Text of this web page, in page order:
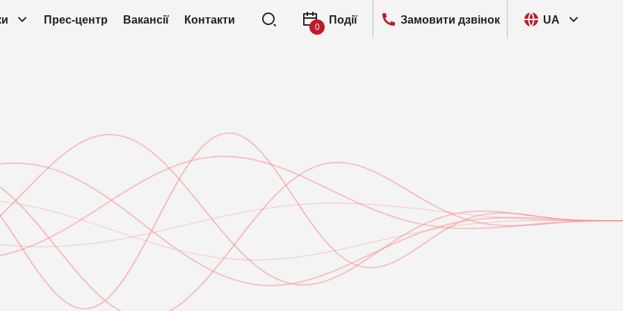
Захист кінцевих точок
доступом
Активні мережеві приманки MDM, Управління мобільними пристроями
Багатофакторна автентифікація NDR, Мережеве виявлення та реагування
Аналіз мережевого трафіку PAM, Управління привілейованим доступом
SIEM, Управління інформацією та подіями безпеки
Компанія Nakivo
Компанія NetBrain
Компанія Niagara Networks
Компанія Outkept
Компанія Picus Security
Прес-центр Вакансії Контакти Події
0
Замовити дзвінок UA